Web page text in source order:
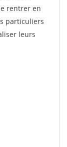
rentrer en
particuliers
leurs